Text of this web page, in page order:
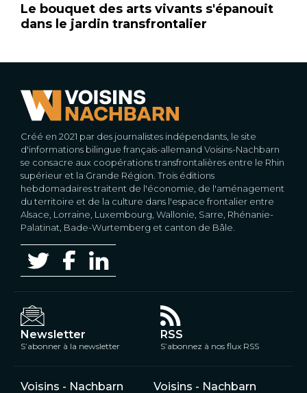
Le bouquet des arts vivants s'épanouit
dans le jardin transfrontalier
Créé en 2021 par des journalistes indépendants, le site
d'informations bilingue français-allemand Voisins-Nachbarn
se consacre aux coopérations transfrontalières entre le Rhin
supérieur et la Grande Région. Trois éditions
hebdomadaires traitent de l'économie, de l'aménagement
du territoire et de la culture dans l'espace frontalier entre
Alsace, Lorraine, Luxembourg, Wallonie, Sarre, Rhénanie-
Palatinat, Bade-Wurtemberg et canton de Bâle.
Newsletter
S’abonner à la newsletter
RSS
S’abonnez à nos flux RSS
Voisins - Nachbarn Voisins - Nachbarn